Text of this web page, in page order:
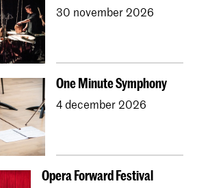
30 november 2026
One Minute Symphony
4 december 2026
Opera Forward Festival